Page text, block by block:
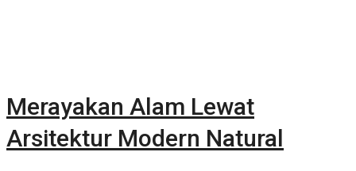
Merayakan Alam Lewat
Arsitektur Modern Natural